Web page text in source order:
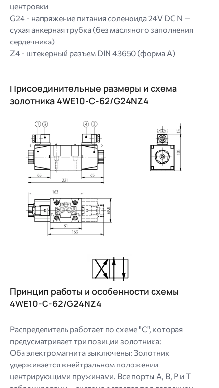
центровки
G24 - напряжение питания соленоида 24V DC N —
сухая анкерная трубка (без масляного заполнения
сердечника)
Z4 - штекерный разъем DIN 43650 (форма A)
Присоединительные размеры и схема
золотника 4WE10-C-62/G24NZ4
Image
Принцип работы и особенности схемы
4WE10-C-62/G24NZ4
Распределитель работает по схеме "C", которая
предусматривает три позиции золотника:
Оба электромагнита выключены: Золотник
удерживается в нейтральном положении
центрирующими пружинами. Все порты A, B, P и T